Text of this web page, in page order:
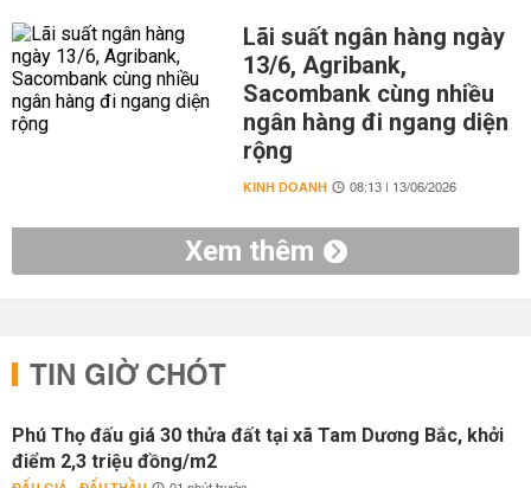
Lãi suất ngân hàng ngày
13/6, Agribank,
Sacombank cùng nhiều
ngân hàng đi ngang diện
rộng
KINH DOANH 08:13 | 13/06/2026
Xem thêm
TIN GIỜ CHÓT
Phú Thọ đấu giá 30 thửa đất tại xã Tam Dương Bắc, khởi
điểm 2,3 triệu đồng/m2